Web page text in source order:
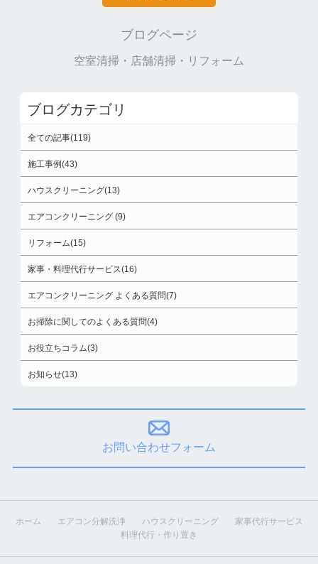
ブログページ
空室清掃・店舗清掃・リフォーム
ブログカテゴリ
全ての記事(119)
施工事例(43)
ハウスクリーニング(13)
エアコンクリーニング (9)
リフォーム(15)
家事・料理代行サービス(16)
エアコンクリーニング よくある質問(7)
お掃除に関してのよくある質問(4)
お役立ちコラム(3)
お知らせ(13)
お問い合わせフォーム
ホーム エアコン分解洗浄 ハウスクリーニング
家事代行サービス
料理代行・作り置き